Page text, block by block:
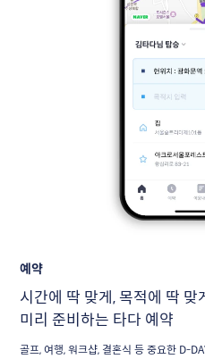
예약
시간에 딱 맞게, 목적에 딱 맞
미리 준비하는 타다 예약
골프, 여행, 워크샵, 결혼식 등 중요한 D-